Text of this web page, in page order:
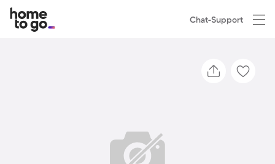
Chat-Support